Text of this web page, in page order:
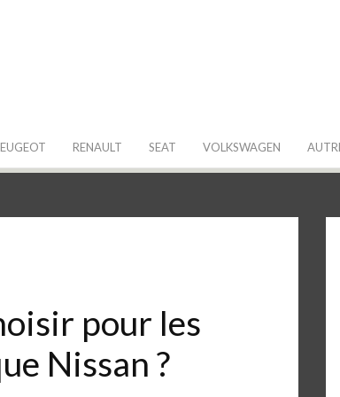
RENAULT SEAT VOLKSWAGEN
pour les
Nissan ?